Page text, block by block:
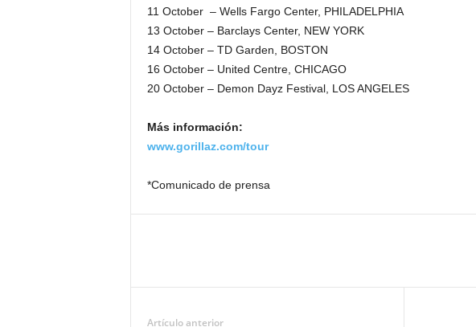
11 October – Wells Fargo Center, PHILADELPHIA
13 October – Barclays Center, NEW YORK
14 October – TD Garden, BOSTON
16 October – United Centre, CHICAGO
20 October – Demon Dayz Festival, LOS ANGELES
Más información:
www.gorillaz.com/tour
*Comunicado de prensa
Artículo anterior